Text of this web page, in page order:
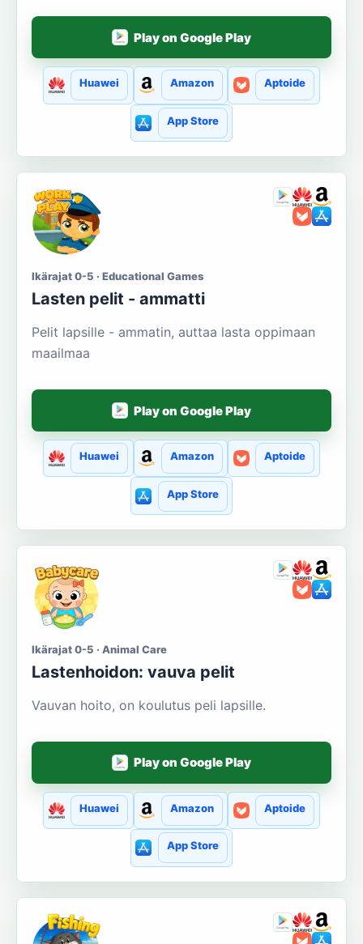
Play on Google Play
Huawei Amazon Aptoide
App Store
Ikärajat 0-5 · Educational Games
Lasten pelit - ammatti
Pelit lapsille - ammatin, auttaa lasta oppimaan
maailmaa
Play on Google Play
Huawei Amazon Aptoide
App Store
Ikärajat 0-5 · Animal Care
Lastenhoidon: vauva pelit
Vauvan hoito, on koulutus peli lapsille.
Play on Google Play
Huawei Amazon Aptoide
App Store